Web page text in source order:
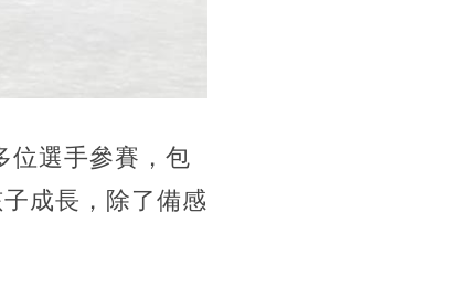
位選手參賽，包
成長，除了備感